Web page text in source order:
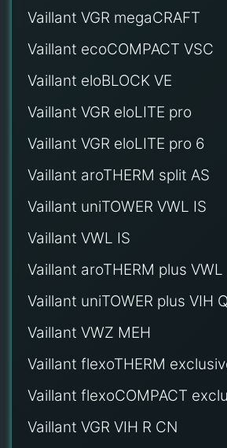
Vaillant VGR megaCRAFT
Vaillant ecoCOMPACT VSC
Vaillant eloBLOCK VE
Vaillant VGR eloLITE pro
Vaillant VGR eloLITE pro 6
Vaillant aroTHERM split AS
Vaillant uniTOWER VWL IS
Vaillant VWL IS
Vaillant aroTHERM plus VWL
Vaillant uniTOWER plus VIH
Vaillant VWZ MEH
Vaillant flexoTHERM
Vaillant flexoCOMPACT
Vaillant VGR VIH R CN